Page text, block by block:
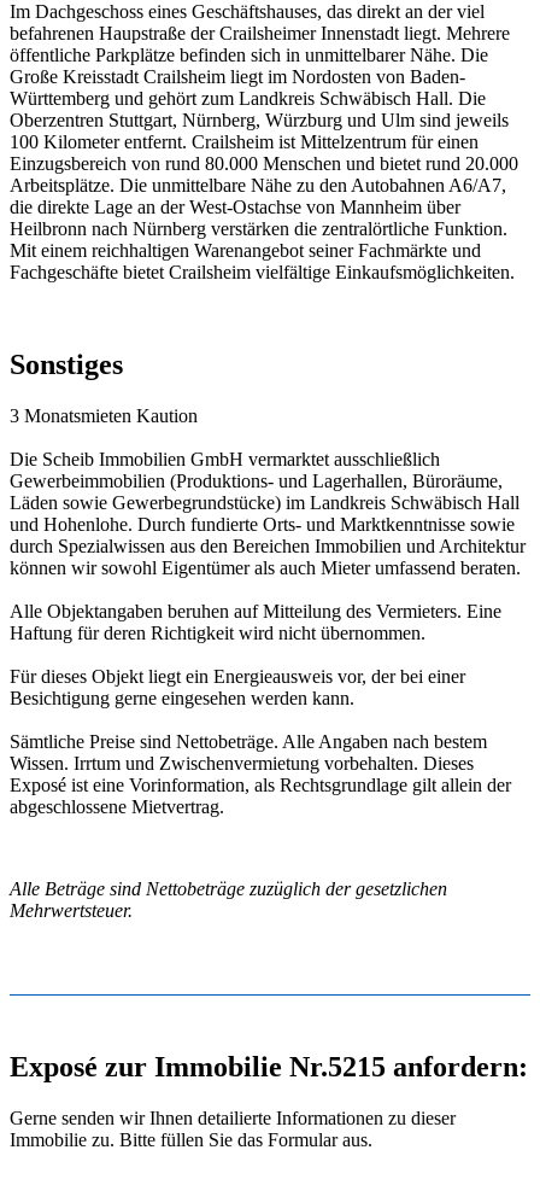
Im Dachgeschoss eines Geschäftshauses, das direkt an der viel
befahrenen Haupstraße der Crailsheimer Innenstadt liegt. Mehrere
öffentliche Parkplätze befinden sich in unmittelbarer Nähe. Die
Große Kreisstadt Crailsheim liegt im Nordosten von Baden-
Württemberg und gehört zum Landkreis Schwäbisch Hall. Die
Oberzentren Stuttgart, Nürnberg, Würzburg und Ulm sind jeweils
100 Kilometer entfernt. Crailsheim ist Mittelzentrum für einen
Einzugsbereich von rund 80.000 Menschen und bietet rund 20.000
Arbeitsplätze. Die unmittelbare Nähe zu den Autobahnen A6/A7,
die direkte Lage an der West-Ostachse von Mannheim über
Heilbronn nach Nürnberg verstärken die zentralörtliche Funktion.
Mit einem reichhaltigen Warenangebot seiner Fachmärkte und
Fachgeschäfte bietet Crailsheim vielfältige Einkaufsmöglichkeiten.
Sonstiges
3 Monatsmieten Kaution
Die Scheib Immobilien GmbH vermarktet ausschließlich
Gewerbeimmobilien (Produktions- und Lagerhallen, Büroräume,
Läden sowie Gewerbegrundstücke) im Landkreis Schwäbisch Hall
und Hohenlohe. Durch fundierte Orts- und Marktkenntnisse sowie
durch Spezialwissen aus den Bereichen Immobilien und Architektur
können wir sowohl Eigentümer als auch Mieter umfassend beraten.
Alle Objektangaben beruhen auf Mitteilung des Vermieters. Eine
Haftung für deren Richtigkeit wird nicht übernommen.
Für dieses Objekt liegt ein Energieausweis vor, der bei einer
Besichtigung gerne eingesehen werden kann.
Sämtliche Preise sind Nettobeträge. Alle Angaben nach bestem
Wissen. Irrtum und Zwischenvermietung vorbehalten. Dieses
Exposé ist eine Vorinformation, als Rechtsgrundlage gilt allein der
abgeschlossene Mietvertrag.
Alle Beträge sind Nettobeträge zuzüglich der gesetzlichen
Mehrwertsteuer.
Exposé zur Immobilie Nr.5215 anfordern:
Gerne senden wir Ihnen detailierte Informationen zu dieser
Immobilie zu. Bitte füllen Sie das Formular aus.